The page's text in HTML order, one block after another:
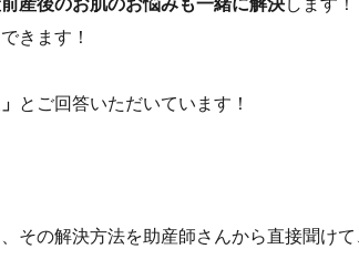
きます！
とご回答いただいています！
その解決方法を助産師さんから直接聞け